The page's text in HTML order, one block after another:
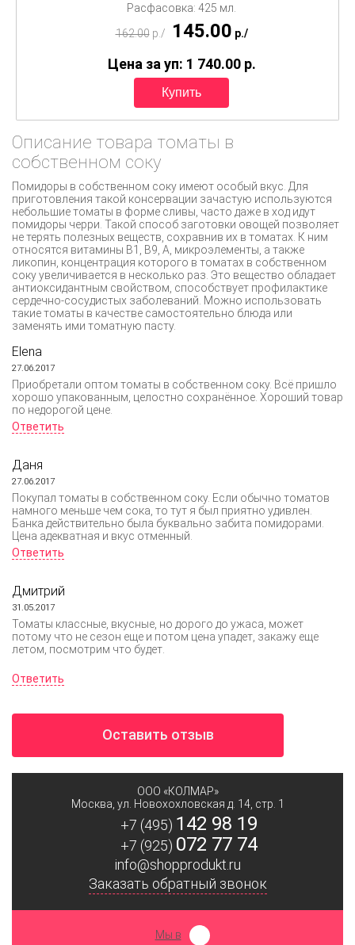
Расфасовка: 425 мл.
162.00p./ 145.00 p./
Цена за уп: 1 740.00 p.
Описание товара томаты в
собственном соку
Помидоры в собственном соку имеют особый вкус. Для
приготовления такой консервации зачастую используются
небольшие томаты в форме сливы, часто даже в ход идут
помидоры черри. Такой способ заготовки овощей позволяет
не терять полезных веществ, сохравнив их в томатах. К ним
относятся витамины B1, B9, A, микроэлементы, а также
ликопин, концентрация которого в томатах в собственном
соку увеличивается в несколько раз. Это вещество обладает
антиоксидантным свойством, способствует профилактике
сердечно-сосудистых заболеваний. Можно использовать
такие томаты в качестве самостоятельно блюда или
заменять ими томатную пасту.
Elena
27.06.2017
Приобретали оптом томаты в собственном соку. Всё пришло
хорошо упакованным, целостно сохранённое. Хороший товар
по недорогой цене.
Ответить
Даня
27.06.2017
Покупал томаты в собственном соку. Если обычно томатов
намного меньше чем сока, то тут я был приятно удивлен.
Банка действительно была буквально забита помидорами.
Цена адекватная и вкус отменный.
Ответить
Дмитрий
31.05.2017
Томаты классные, вкусные, но дорого до ужаса, может
потому что не сезон еще и потом цена упадет, закажу еще
летом, посмотрим что будет.
Ответить
Оставить отзыв
ООО «КОЛМАР»
Москва ул. Новохохловская д. 14, стр. 1
+7 (495) 142 98 19
+7 (925) 072 77 74
info@shopprodukt.ru
Заказать обратный звонок
Мы в